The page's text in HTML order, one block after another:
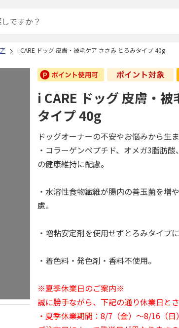
i CARE ドッグ 皮膚・被毛ケア ささみ とろみタイプ 40g
i CARE ドッグ 皮膚・
タイプ 40g
ドッグオーナーの不安やお悩みから生
・コラーゲンペプチド、オメガ3脂肪
の健康維持に配慮。
・水溶性食物繊維が腸内の善玉菌を増
慮。
・増粘安定剤を使用せずとろみタイプ
・着色料・発色剤・香料不使用。
※夏季休業日のご案内※
誠に勝手ながら、下記の通り休業日と
・夏季休業期間：8/7（金）～8/16（日）